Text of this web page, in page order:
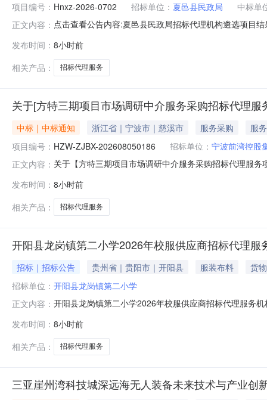
项目编号： Hnxz-2026-0702 招标单位： 夏邑县民政局
中标单
正文内容： 点击查看公告内容:夏邑县民政局招标代理机构遴选项目
发布时间： 8小时前
相关产品：
招标代理服务
关于[方特三期项目市场调研中介服务采购招标代理
中标｜中标通知 浙江省｜宁波市｜慈溪市 服务采购
服务
项目编号： HZW-ZJBX-202608050186 招标单位： 宁波前湾控股
正文内容： 关于【方特三期项目市场调研中介服务采购招标代理服
购项目名称：方特三期项目市场调研中介服务采购招标
发布时间： 8小时前
相关产品：
招标代理服务
开阳县龙岗镇第二小学2026年校服供应商招标代理服
招标｜招标公告 贵州省｜贵阳市｜开阳县 服装布料
货物
招标单位： 开阳县龙岗镇第二小学
正文内容： 开阳县龙岗镇第二小学2026年校服供应商招标代理服务
一、项目概况1.项目名称：开阳县龙岗镇第二小学2026
布采购公告、组织竞争性谈判活
发布时间： 8小时前
相关产品：
招标代理服务
三亚崖州湾科技城深远海无人装备未来技术与产业